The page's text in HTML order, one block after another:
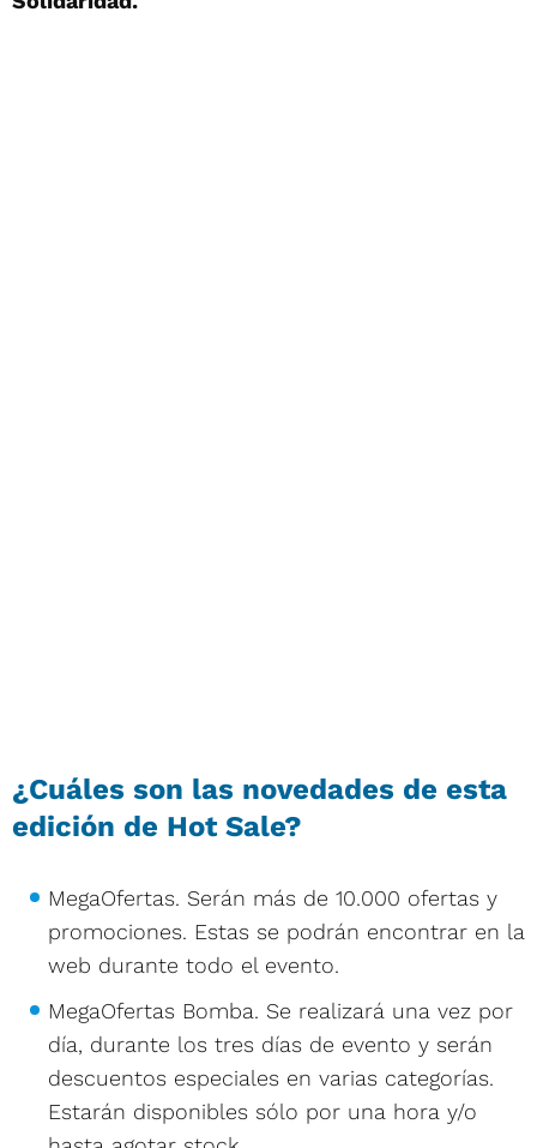
¿Cuáles son las novedades de esta
edición de Hot Sale?
MegaOfertas. Serán más de 10.000 ofertas y
promociones. Estas se podrán encontrar en la
web durante todo el evento.
MegaOfertas Bomba. Se realizará una vez por
día, durante los tres días de evento y serán
descuentos especiales en varias categorías.
Estarán disponibles sólo por una hora y/o